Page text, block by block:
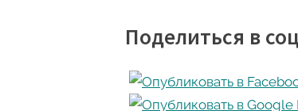
Поделиться в